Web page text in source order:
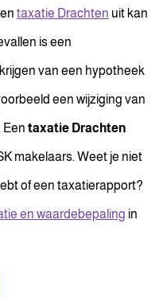
taxatie Drachten uit kan
is een
van een hypotheek
een wijziging van
Een taxatie Drachten
makelaars. Weet je niet
of een taxatierapport?
en waardebepaling in